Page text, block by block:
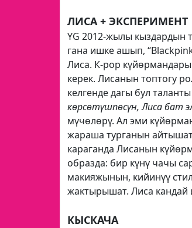
ЛИСА + ЭКСПЕРИМЕНТ
YG 2012-жылы кыздардын
гана ишке ашып,
Лиса. К-рор
керек. Лисанын топтогу
келгенде дагы бул
көрсөтүшпөсүн, Лиса бат
мүчөлөрү. Ал эми
жараша турганын
караганда Лисанын
образда: бир күнү чачы
макияжынын, кийинүү
жактырышат. Лиса кандай
КЫСКАЧА